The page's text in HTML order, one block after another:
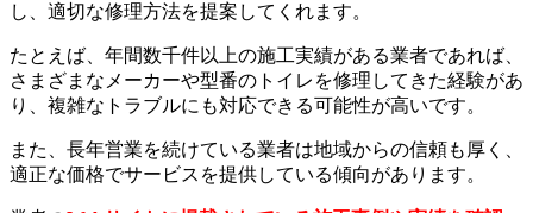
し、適切な修理方法を提案してくれます。
たとえば、年間数千件以上の施工実績がある業者であれば、
さまざまなメーカーや型番のトイレを修理してきた経験があ
り、複雑なトラブルにも対応できる可能性が高いです。
また、長年営業を続けている業者は地域からの信頼も厚く、
適正な価格でサービスを提供している傾向があります。